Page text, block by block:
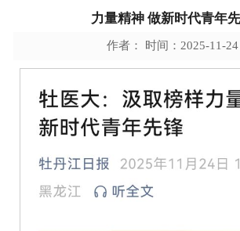
力量精神 做新时代青年
作者： 时间：2025-11-24